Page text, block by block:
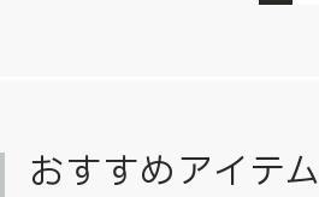
おすすめアイテム